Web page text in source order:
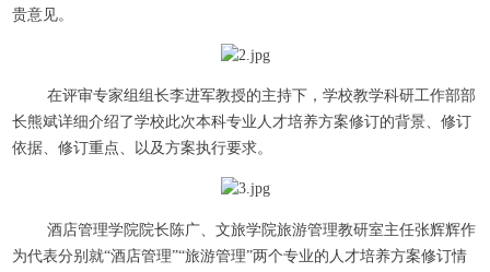
贵意见。
在评审专家组组长李进军教授的主持下，学校教学科研工作部部
长熊斌详细介绍了学校此次本科专业人才培养方案修订的背景、修订
依据、修订重点、以及方案执行要求。
酒店管理学院院长陈广、文旅学院旅游管理教研室主任张辉辉作
为代表分别就“酒店管理”“旅游管理”两个专业的人才培养方案修订情